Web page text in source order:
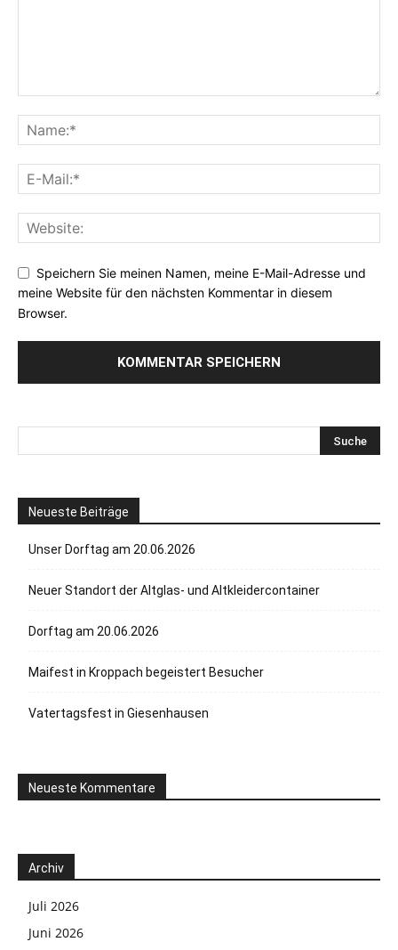
Speichern Sie meinen Namen, meine E-Mail-Adresse und
meine Website für den nächsten Kommentar in diesem
Browser.
Neueste Beiträge
Unser Dorftag am 20.06.2026
Neuer Standort der Altglas- und Altkleidercontainer
Dorftag am 20.06.2026
Maifest in Kroppach begeistert Besucher
Vatertagsfest in Giesenhausen
Neueste Kommentare
Archiv
Juli 2026
Juni 2026